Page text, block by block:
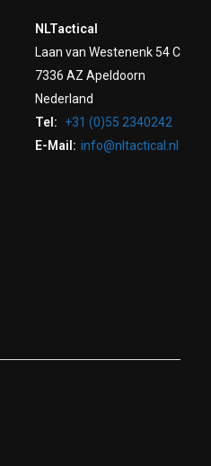
NLTactical
Laan van Westenenk 54 C
7336 AZ Apeldoorn
Nederland
Tel:
+31 (0)55 2340242
E-Mail: info@nltactical.nl